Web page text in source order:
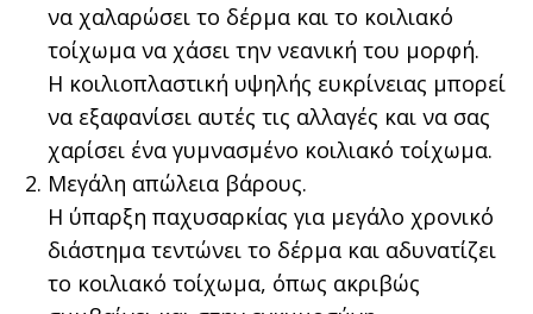
να χαλαρώσει το δέρμα και το κοιλιακό
τοίχωμα να χάσει την νεανική του μορφή.
Η κοιλιοπλαστική υψηλής ευκρίνειας μπορεί
να εξαφανίσει αυτές τις αλλαγές και να σας
χαρίσει ένα γυμνασμένο κοιλιακό τοίχωμα.
Μεγάλη απώλεια βάρους.
Η ύπαρξη παχυσαρκίας για μεγάλο χρονικό
διάστημα τεντώνει το δέρμα και αδυνατίζει
το κοιλιακό τοίχωμα, όπως ακριβώς